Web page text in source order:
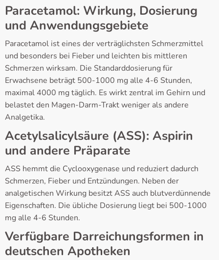
Paracetamol: Wirkung, Dosierung
und Anwendungsgebiete
Paracetamol ist eines der verträglichsten Schmerzmittel
und besonders bei Fieber und leichten bis mittleren
Schmerzen wirksam. Die Standarddosierung für
Erwachsene beträgt 500-1000 mg alle 4-6 Stunden,
maximal 4000 mg täglich. Es wirkt zentral im Gehirn und
belastet den Magen-Darm-Trakt weniger als andere
Analgetika.
Acetylsalicylsäure (ASS): Aspirin
und andere Präparate
ASS hemmt die Cyclooxygenase und reduziert dadurch
Schmerzen, Fieber und Entzündungen. Neben der
analgetischen Wirkung besitzt ASS auch blutverdünnende
Eigenschaften. Die übliche Dosierung liegt bei 500-1000
mg alle 4-6 Stunden.
Verfügbare Darreichungsformen in
deutschen Apotheken